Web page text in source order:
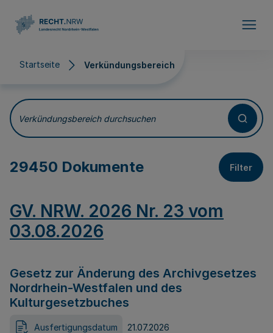
Startseite Verkündungsbereich
Verkündungsbereich
Verkündungsbereich durchsuchen
29450 Dokumente Filter
GV. NRW. 2026 Nr. 23 vom
03.08.2026
Gesetz zur Änderung des Archivgesetzes
Nordrhein-Westfalen und des
Kulturgesetzbuches
Ausfertigungsdatum 21.07.2026